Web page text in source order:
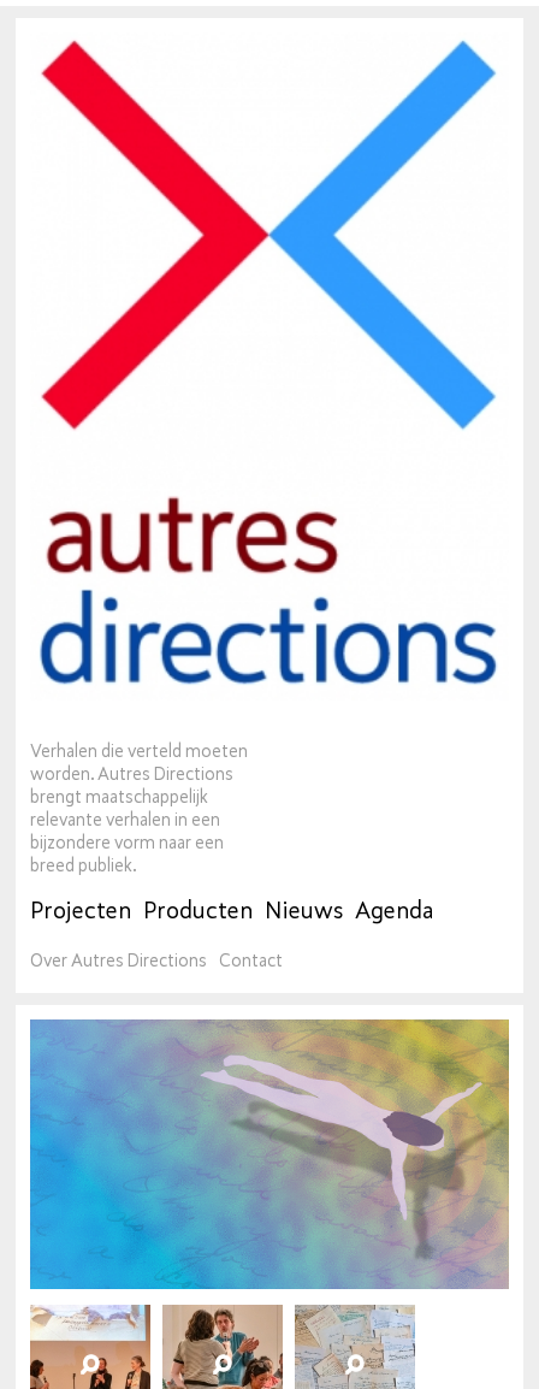
Verhalen die verteld moeten
worden. Autres Directions
brengt maatschappelijk
relevante verhalen in een
bijzondere vorm naar een
breed publiek.
Projecten Producten Nieuws Agenda
Over Autres Directions Contact